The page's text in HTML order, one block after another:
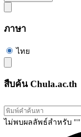
ภาษา
ไทย
สืบค้น Chula.ac.th
ไม่พบผลลัพธ์สำหรับ ""